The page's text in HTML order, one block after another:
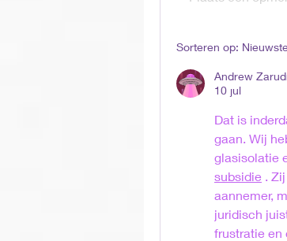
Sorteren op:
Andrew
10 jul
Dat is
gaan. Wij
glasisolatie
subsidie .
aannemer,
juridisch
frustratie en